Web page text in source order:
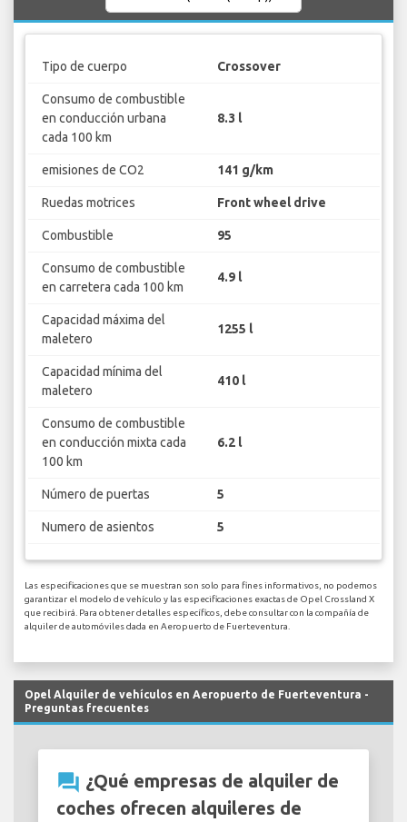
Tipo de cuerpo Crossover
Consumo de combustible
en conducción urbana
cada 100 km
8.3 l
emisiones de CO2 141 g/km
Ruedas motrices Front wheel drive
Combustible 95
Consumo de combustible
en carretera cada 100 km
4.9 l
Capacidad máxima del
maletero
1255 l
Capacidad mínima del
maletero
410 l
Consumo de combustible
en conducción mixta cada
100 km
6.2 l
Número de puertas 5
Numero de asientos 5
Las especificaciones que se muestran son solo para fines informativos, no podemos
garantizar el modelo de vehículo y las especificaciones exactas de Opel Crossland X
que recibirá. Para obtener detalles específicos, debe consultar con la compañía de
alquiler de automóviles dada en Aeropuerto de Fuerteventura.
Opel Alquiler de vehículos en Aeropuerto de Fuerteventura -
Preguntas frecuentes
question_answer ¿Qué empresas de alquiler de
coches ofrecen alquileres de